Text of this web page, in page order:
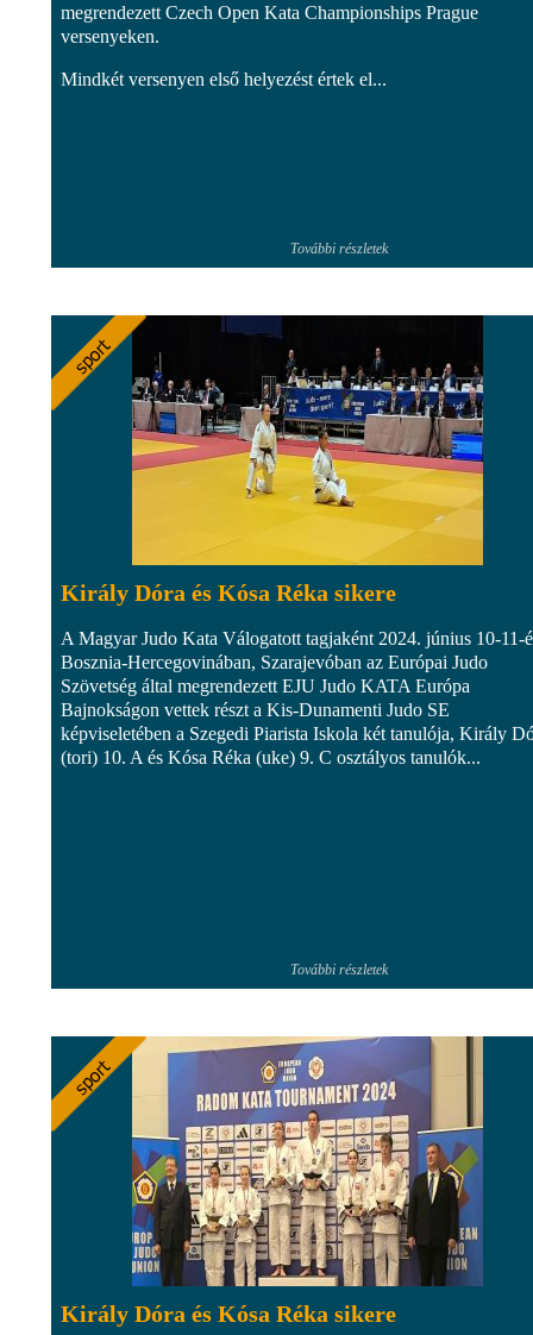
megrendezett Czech Open Kata Championships Prague
versenyeken.
Mindkét versenyen első helyezést értek el...
További részletek
Király Dóra és Kósa Réka sikere
A Magyar Judo Kata Válogatott tagjaként 2024. június 10-11-
Bosznia-Hercegovinában, Szarajevóban az Európai Judo
Szövetség által megrendezett EJU Judo KATA Európa
Bajnokságon vettek részt a Kis-Dunamenti Judo SE
képviseletében a Szegedi Piarista Iskola két tanulója, Király
(tori) 10. A és Kósa Réka (uke) 9. C osztályos tanulók...
További részletek
Király Dóra és Kósa Réka sikere